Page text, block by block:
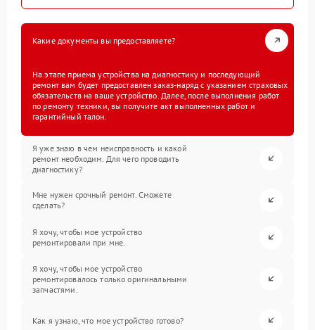
Какие документы вы предоставляете?
На этапе приема устройства на диагностику и последующий
ремонт вам будет предоставлен заказ-наряд с указанием страховых
обязательств на ваше устройство. Далее, после выполнения работ
по ремонту техники, вы получите акт выполненных работ и
гарантийный талон.
Я уже знаю в чем неисправность и какой
ремонт необходим. Для чего проводить
диагностику?
Мне нужен срочный ремонт. Сможете
сделать?
Я хочу, чтобы мое устройство
ремонтировали при мне.
Я хочу, чтобы мое устройство
ремонтировалось только оригинальными
запчастями.
Как я узнаю, что мое устройство готово?